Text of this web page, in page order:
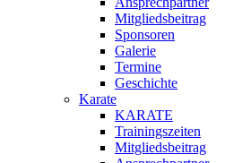
Mitgliedsbeitrag
Sponsoren
Galerie
Termine
Geschichte
Karate
KARATE
Trainingszeiten
Mitgliedsbeitrag